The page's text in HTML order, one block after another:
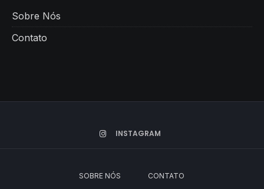
Sobre Nós
Contato
INSTAGRAM
SOBRE NÓS CONTATO